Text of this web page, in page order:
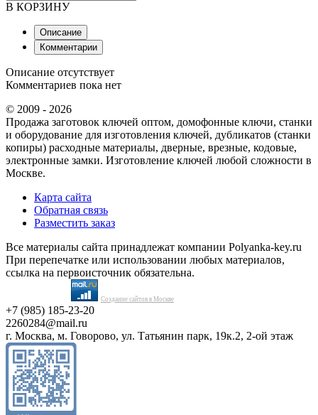
В КОРЗИНУ
Описание
Комментарии
Описание отсутствует
Комментариев пока нет
© 2009 - 2026
Продажа заготовок ключей оптом, домофонные ключи, станки
и оборудование для изготовления ключей, дубликатов (станки
копиры) расходные материалы, дверные, врезные, кодовые,
электронные замки. Изготовление ключей любой сложности в
Москве.
Карта сайта
Обратная связь
Разместить заказ
Все материалы сайта принадлежат компании Polyanka-key.ru
При перепечатке или использовании любых материалов,
ссылка на первоисточник обязательна.
Создание сайтов в Москве
+7 (985) 185-23-20
2260284@mail.ru
г. Москва, м. Говорово, ул. Татьянин парк, 19к.2, 2-ой этаж